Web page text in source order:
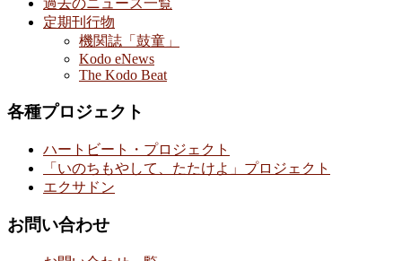
過去のニュース一覧
定期刊行物
機関誌「鼓童」
Kodo eNews
The Kodo Beat
各種プロジェクト
ハートビート・プロジェクト
「いのちもやして、たたけよ」プロジェクト
エクサドン
お問い合わせ